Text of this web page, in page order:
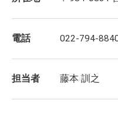
電話 022-794-
担当者 藤本 訓之